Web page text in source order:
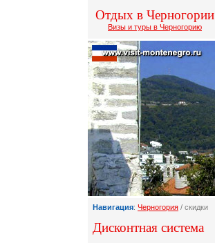
Отдых в Черногории
Визы и туры в Черногорию
Навигация: Черногория / скидки
Дисконтная система